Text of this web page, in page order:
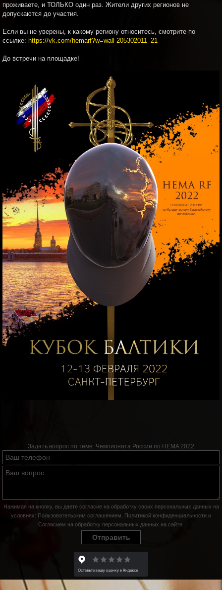
проживаете, и ТОЛЬКО один раз. Жители других регионов не
допускаются до участия.
Если вы не уверены, к какому региону относитесь, смотрите по
ссылке: https://vk.com/hemarf?w=wall-205302011_21
До встречи на площадке!
Задать вопрос по теме: Чемпионата России по HEMA 2022
Нажимая на кнопку, вы даете согласие на обработку своих персональных данных на
условиях: Пользовательским соглашением Политикой конфиденциальности и
Согласием на обработку персональных данных на сайте
Отправить